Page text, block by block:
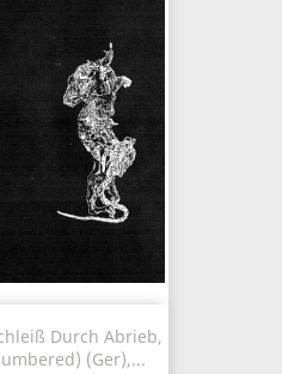
Durch Abrieb,
(Ger),...